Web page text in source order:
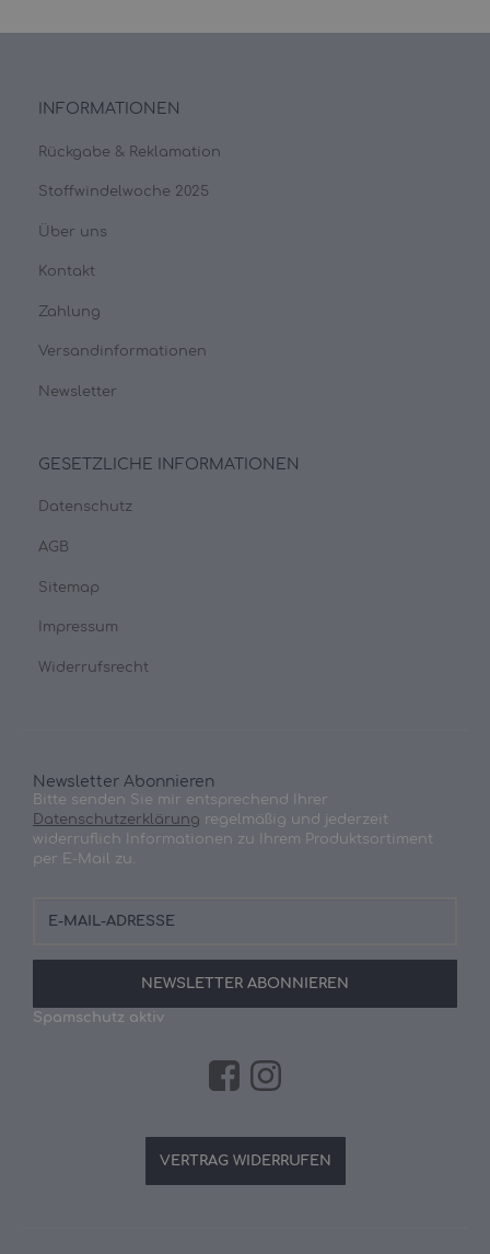
INFORMATIONEN
Rückgabe & Reklamation
Stoffwindelwoche 2025
Über uns
Kontakt
Zahlung
Versandinformationen
Newsletter
GESETZLICHE INFORMATIONEN
Datenschutz
AGB
Sitemap
Impressum
Widerrufsrecht
Newsletter Abonnieren
Bitte senden Sie mir entsprechend Ihrer
Datenschutzerklärung regelmäßig und jederzeit
widerruflich Informationen zu Ihrem Produktsortiment
per E-Mail zu.
Mail-
NEWSLETTER ABONNIEREN
Spamschutz aktiv
VERTRAG WIDERRUFEN